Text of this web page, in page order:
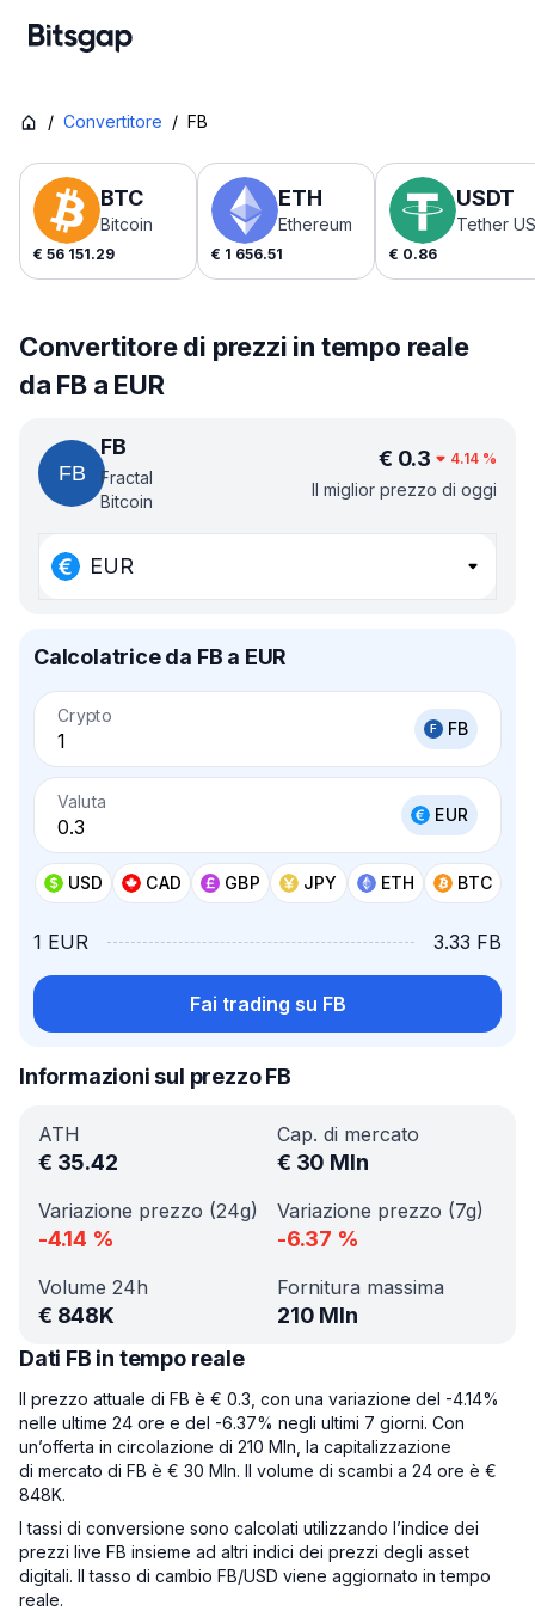
/ Convertitore / FB
BTC
Bitcoin
€ 56 151.29
ETH
Ethereum
€ 1 656.51
USDT
Tether
€ 0.86
Convertitore di prezzi in tempo reale
da FB a EUR
FB
Fractal
Bitcoin
€ 0.3 4.14 %
Il miglior prezzo di oggi
EUR
Calcolatrice da FB a EUR
Crypto
FB
Valuta
EUR
USD CAD GBP JPY ETH BTC
1 EUR 3.33 FB
Fai trading su FB
Informazioni sul prezzo FB
ATH
€ 35.42
Cap. di mercato
€ 30 Mln
Variazione prezzo (24g)
-4.14 %
Variazione prezzo (7g)
-6.37 %
Volume 24h
€ 848K
Fornitura massima
210 Mln
Dati FB in tempo reale
Il prezzo attuale di FB è € 0.3, con una variazione del -4.14%
nelle ultime 24 ore e del -6.37% negli ultimi 7 giorni. Con
un’offerta in circolazione di 210 Mln, la capitalizzazione
di mercato di FB è € 30 Mln. Il volume di scambi a 24 ore è €
848K.
I tassi di conversione sono calcolati utilizzando l’indice dei
prezzi live FB insieme ad altri indici dei prezzi degli asset
digitali. Il tasso di cambio FB/USD viene aggiornato in tempo
reale.